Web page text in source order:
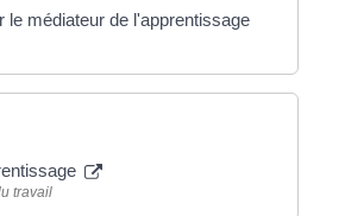
le médiateur de l'apprentissage
travail